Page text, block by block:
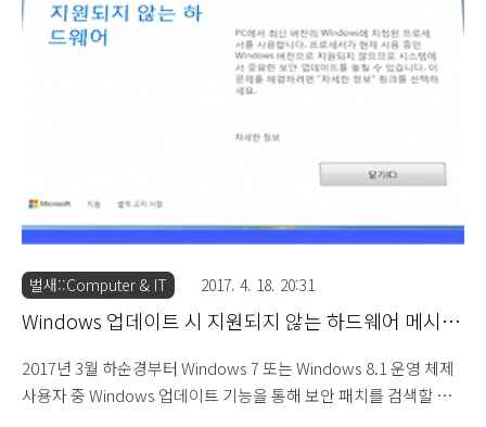
있습니다. 1. CVE-2019-0797 : Win32k 권한 상승 취약점 The
fourth horseman: CVE-2019-0797 vulnerability (2019.3.13)
Kaspersky 보안 업체를 통해 보고된 해당 취약점은 Windows 8...
벌새::Computer & IT 2017. 4. 18. 20:31
Windows 업데이트 시 지원되지 않는 하드웨어 메시지
2017년 3월 하순경부터 Windows 7 또는 Windows 8.1 운영 체제
사용자 중 Windows 업데이트 기능을 통해 보안 패치를 검색할 경